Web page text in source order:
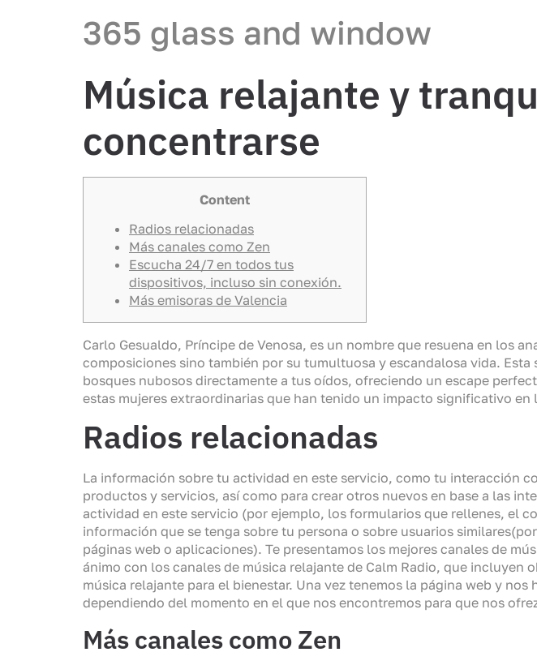
365 glass and window
Música relajante y
concentrarse
Content
Radios relacionadas
Más canales como Zen
Escucha 24/7 en todos tus
dispositivos, incluso sin conexión.
Más emisoras de Valencia
Carlo Gesualdo, Príncipe de Venosa, es un nombre que resuena en los
composiciones sino también por su tumultuosa y escandalosa vida.
bosques nubosos directamente a tus oídos, ofreciendo un escape
estas mujeres extraordinarias que han tenido un impacto significativo en
Radios relacionadas
La información sobre tu actividad en este servicio, como tu interacción
productos y servicios, así como para crear otros nuevos en base a las
actividad en este servicio (por ejemplo, los formularios que rellenes, el
información que se tenga sobre tu persona o sobre usuarios
páginas web o aplicaciones). Te presentamos los mejores canales de
ánimo con los canales de música relajante de Calm Radio, que
música relajante para el bienestar. Una vez tenemos la página web y
dependiendo del momento en el que nos encontremos para que nos
Más canales como Zen